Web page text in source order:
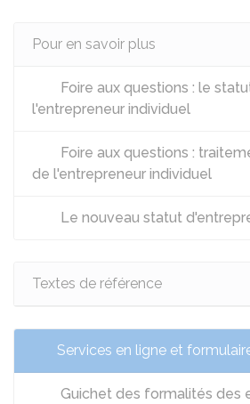
Pour en savoir plus
Foire aux questions : le
l'entrepreneur individuel
Foire aux questions :
de l'entrepreneur individuel
Le nouveau statut
Textes de référence
Services en ligne et
Guichet des formalités des